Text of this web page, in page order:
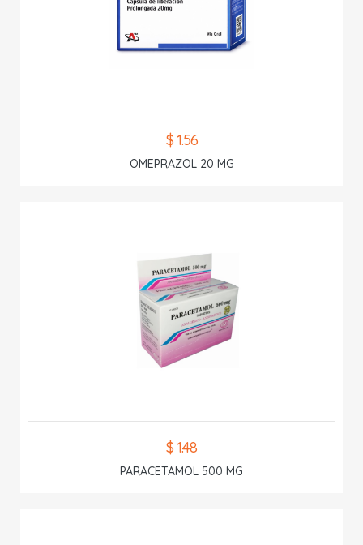
$ 1.56
OMEPRAZOL 20 MG
$ 1.48
PARACETAMOL 500 MG